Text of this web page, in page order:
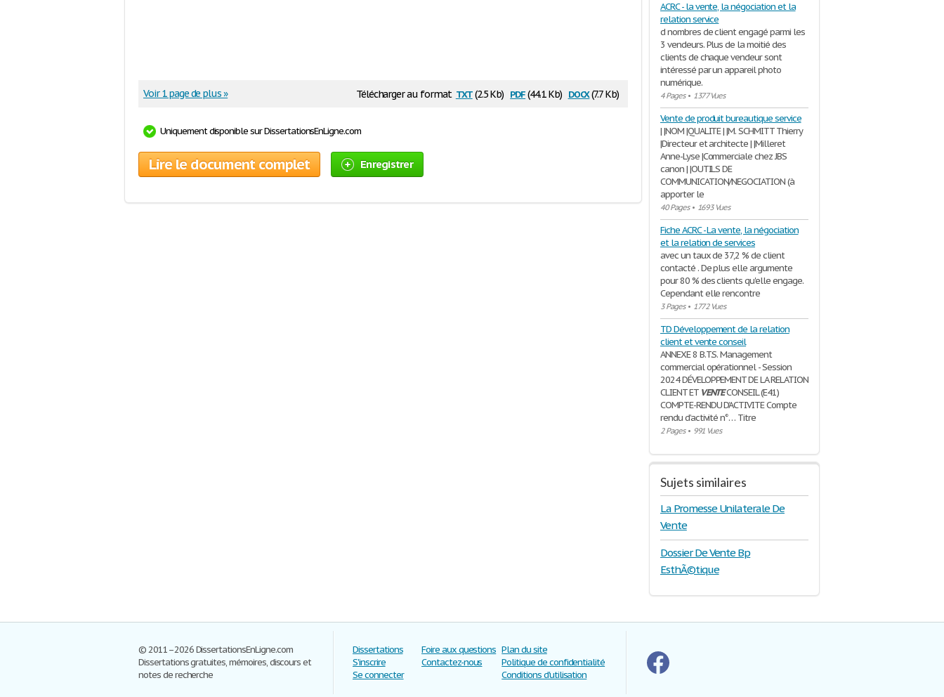
Télécharger au format txt(2.5 Kb) pdf(44.1 Kb) docx(7.7 Kb)
Voir 1 page de plus »
Uniquement disponible sur DissertationsEnLigne.com
Lire le document complet Enregistrer
ACRC - la vente, la négociation et la
relation service
d nombres de client engagé parmi les
3 vendeurs. Plus de la moitié des
clients de chaque vendeur sont
intéressé par un appareil photo
numérique.
4 Pages• 1377 Vues
Vente de produit bureautique service
| |NOM |QUALITE | |M. SCHMITT Thierry
|Directeur et architecte | |Milleret
Anne-Lyse |Commerciale chez JBS
canon | |OUTILS DE
COMMUNICATION/NEGOCIATION (à
apporter le
40 Pages• 1693 Vues
Fiche ACRC - La vente, la négociation
et la relation de services
avec un taux de 37,2 % de client
contacté . De plus elle argumente
pour 80 % des clients qu'elle engage.
Cependant elle rencontre
3 Pages• 1772 Vues
TD Développement de la relation
client et vente conseil
ANNEXE 8 B.T.S. Management
commercial opérationnel - Session
2024 DÉVELOPPEMENT DE LA RELATION
CLIENT ET VENTECONSEIL (E41)
COMPTE-RENDU D’ACTIVITE Compte
rendu d’activité n°… Titre
2 Pages• 991 Vues
Sujets similaires
La Promesse Unilaterale De
Vente
Dossier De Vente Bp
EsthÃ©tique
© 2011–2026 DissertationsEnLigne.com
Dissertations gratuites, mémoires, discours et
notes de recherche
Dissertations
S'inscrire
Se connecter
Foire aux questions
Contactez-nous
Plan du site
Politique de confidentialité
Conditions d'utilisation